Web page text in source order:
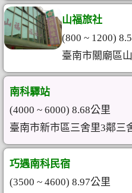
山福旅社
(800 ~ 1200)
臺南市關廟區
南科驛站
(4000 ~ 6000) 8.68公里
臺南市新市區三舍里3鄰三
巧遇南科民宿
(3500 ~ 4600) 8.97公里